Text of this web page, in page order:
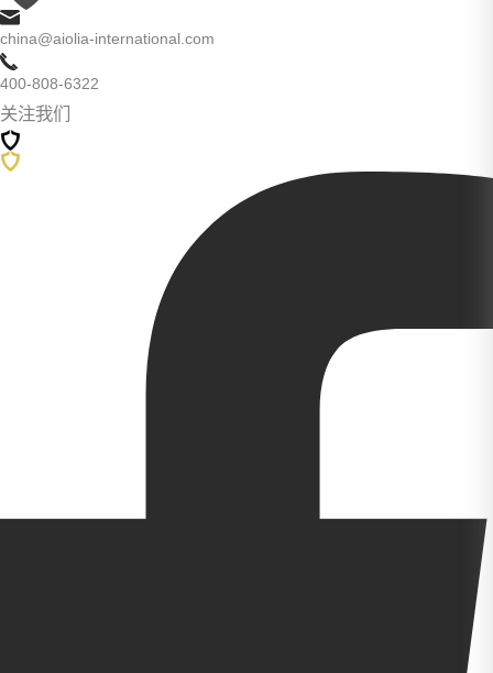
china@aiolia-international.com
400-808-6322
关注我们